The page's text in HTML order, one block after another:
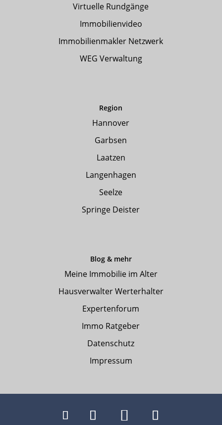
Virtuelle Rundgänge
Immobilienvideo
Immobilienmakler Netzwerk
WEG Verwaltung
Region
Hannover
Garbsen
Laatzen
Langenhagen
Seelze
Springe Deister
Blog & mehr
Meine Immobilie im Alter
Hausverwalter Werterhalter
Expertenforum
Immo Ratgeber
Datenschutz
Impressum